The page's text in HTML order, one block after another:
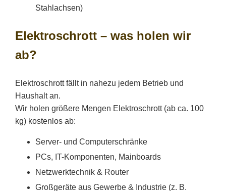
Stahlachsen)
Elektroschrott – was holen wir
ab?
Elektroschrott fällt in nahezu jedem Betrieb und
Haushalt an.
Wir holen größere Mengen Elektroschrott (ab ca. 100
kg) kostenlos ab:
Server- und Computerschränke
PCs, IT-Komponenten, Mainboards
Netzwerktechnik & Router
Großgeräte aus Gewerbe & Industrie (z. B.